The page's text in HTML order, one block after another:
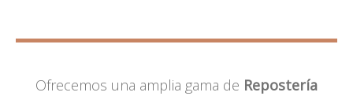
Ofrecemos una amplia gama de Repostería